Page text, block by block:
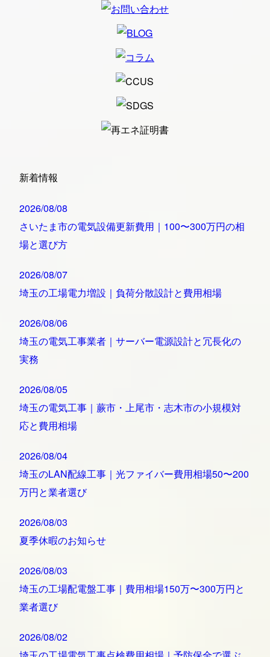
新着情報
2026/08/08
さいたま市の電気設備更新費用｜100〜300万円の相
場と選び方
2026/08/07
埼玉の工場電力増設｜負荷分散設計と費用相場
2026/08/06
埼玉の電気工事業者｜サーバー電源設計と冗長化の
実務
2026/08/05
埼玉の電気工事｜蕨市・上尾市・志木市の小規模対
応と費用相場
2026/08/04
埼玉のLAN配線工事｜光ファイバー費用相場50〜200
万円と業者選び
2026/08/03
夏季休暇のお知らせ
2026/08/03
埼玉の工場配電盤工事｜費用相場150万〜300万円と
業者選び
2026/08/02